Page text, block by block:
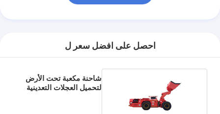
احصل على افضل سعر ل
شاحنة مكعبة تحت الأرض
لتحميل العجلات التعدينية